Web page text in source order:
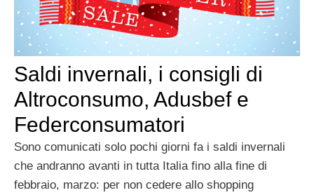
Saldi invernali, i consigli di
Altroconsumo, Adusbef e
Federconsumatori
Sono comunicati solo pochi giorni fa i saldi invernali
che andranno avanti in tutta Italia fino alla fine di
febbraio, marzo: per non cedere allo shopping